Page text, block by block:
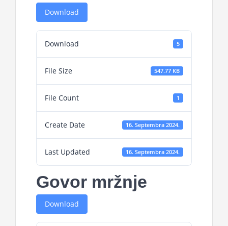
Download
Download 5
File Size 547.77 KB
File Count 1
Create Date 16. Septembra 2024.
Last Updated 16. Septembra 2024.
Govor mržnje
Download